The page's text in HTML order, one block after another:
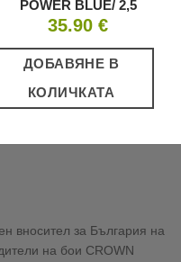
POWER BLUE/ 2,5
35.90 €
ДОБАВЯНЕ В
КОЛИЧКАТА
вносител за България на
на бои CROWN